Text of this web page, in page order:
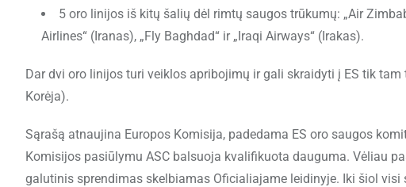
5 oro linijos iš kitų šalių dėl rimtų saugos trūkumų: „Air
Airlines“ (Iranas), „Fly Baghdad“ ir „Iraqi Airways“ (Irakas).
Dar dvi oro linijos turi veiklos apribojimų ir gali skraidyti į ES tik tam
Korėja).
Sąrašą atnaujina Europos Komisija, padedama ES oro saugos
Komisijos pasiūlymu ASC balsuoja kvalifikuota dauguma. Vėliau
galutinis sprendimas skelbiamas Oficialiajame leidinyje. Iki šiol